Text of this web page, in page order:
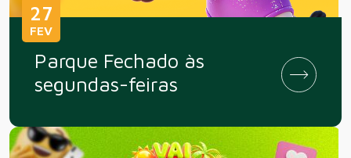
27
FEV
Parque Fechado às
segundas-feiras